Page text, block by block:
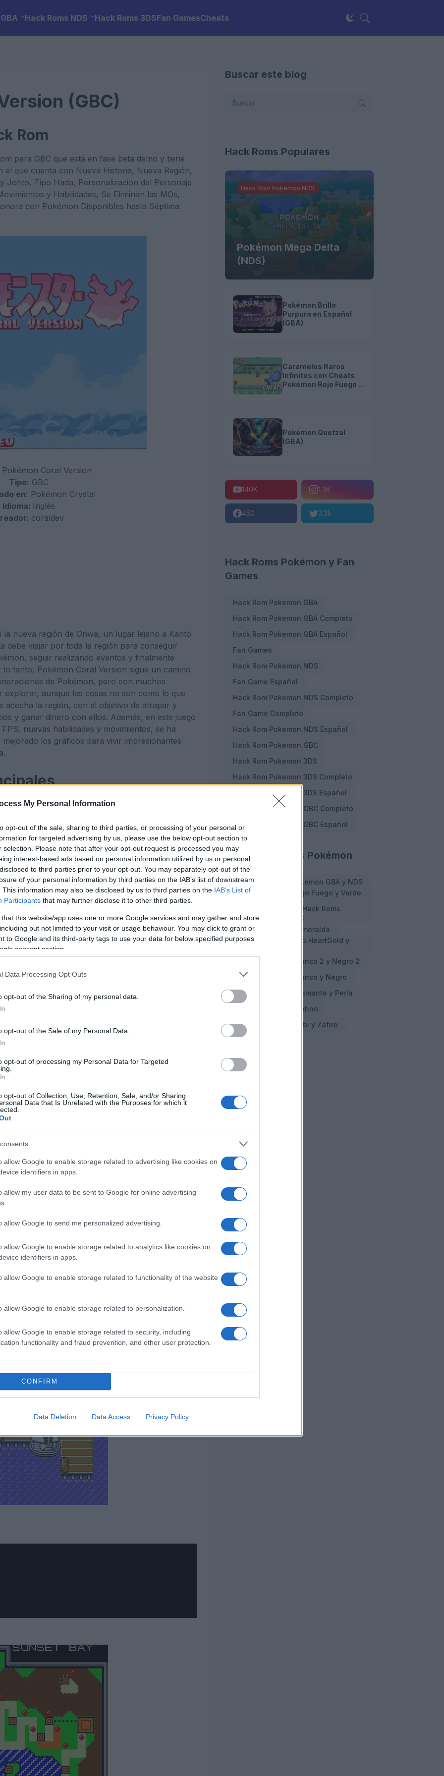
My Personal Information
opt-out of the sale, sharing to third parties, or processing of your personal or
for targeted advertising by us, please use the below opt-out section to
selection. Please note that after your opt-out request is processed you may
interest-based ads based on personal information utilized by us or personal
to third parties prior to your opt-out. You may separately opt-out of the
of your personal information by third parties on the IAB’s list of downstream
This information may also be disclosed by us to third parties on the IAB’s List of
Participants that may further disclose it to other third parties.
that this website/app uses one or more Google services and may gather and store
but not limited to your visit or usage behaviour. You may click to grant or
to Google and its third-party tags to use your data for below specified purposes
consent section.
Data Processing Opt Outs
opt-out of the Sharing of my personal data.
opt-out of the Sale of my Personal Data.
opt-out of processing my Personal Data for Targeted
opt-out of Collection, Use, Retention, Sale, and/or Sharing
Data that Is Unrelated with the Purposes for which it
allow Google to enable storage related to advertising like cookies on
identifiers in apps.
allow my user data to be sent to Google for online advertising
allow Google to send me personalized advertising.
allow Google to enable storage related to analytics like cookies on
identifiers in apps.
allow Google to enable storage related to functionality of the website
allow Google to enable storage related to personalization.
allow Google to enable storage related to security, including
functionality and fraud prevention, and other user protection.
CONFIRM
Data Deletion Data Access Privacy Policy
Hack Roms NDS Hack Roms 3DSFan GamesCheats
(GBC)
Rom
para GBC que está en fase beta demo y tiene
el que cuenta con Nueva Historia, Nueva Región,
Johto, Tipo Hada, Personalización del Personaje
y Habilidades, Se Eliminan las MOs,
con Pokémon Disponibles hasta Séptima
Pokémon Coral Version
Tipo: GBC
en: Pokémon Crystal
Idioma: Inglés
coraldev
la nueva región de Onwa, un lugar lejano a Kanto
debe viajar por toda la región para conseguir
seguir realizando eventos y finalmente
tanto, Pokémon Coral Version sigue un camino
de Pokémon, pero con muchos
explorar, aunque las cosas no son como lo que
acecha la región, con el objetivo de atrapar y
y ganar dinero con ellos. Además, en este juego
nuevas habilidades y movimientos, se ha
mejorado los gráficos para vivir impresionantes
nueva en una región lejana a Kanto y Johto.
Onwa con Pokémon de varias
a 60 FPS.
animados a lo largo de la aventura.
Iniciales Starters a los de la región de Kanto y
generación.
desde 1 primera hasta 7 séptima generación.
protagonista principal del juego.
Ocultos o MOs.
desde el principio del juego.
Pokémon sin la necesidad de ser intercambiados.
en la mayoría de combates y batallas.
y música original.
habilidades de otras generaciones.
base de la mayoría de Pokémon.
con más color.
de personajes del juego.
y especial.
Vídeo
Buscar este blog
Hack Roms Populares
Hack Rom Pokemon NDS
Pokémon Mega Delta
(NDS)
Pokémon Brillo
Purpura en Español
(GBA)
Caramelos Raros
Infinitos con Cheats
Pokémon Rojo Fuego y
Pokémon Quetzal
(GBA)
140K 1.3K
450 3.3k
Hack Roms Pokémon y Fan
Games
Hack Rom Pokemon GBA
Hack Rom Pokemon GBA Completo
Hack Rom Pokemon GBA Español
Fan Games
Hack Rom Pokemon NDS
Fan Game Español
Hack Rom Pokemon NDS Completo
Fan Game Completo
Hack Rom Pokemon NDS Español
Hack Rom Pokemon GBC
Hack Rom Pokemon 3DS
Hack Rom Pokemon 3DS Completo
Hack Rom Pokemon 3DS Español
Hack Rom Pokemon GBC Completo
Hack Rom Pokemon GBC Español
Cheats y Trucos Pokémon
Cheats y Trucos Pokemon GBA y NDS
Cheats Pokemon Rojo Fuego y Verde
Cheats y Trucos en Hack Roms
Pokemon GBA y NDS
Cheats Pokemon Esmeralda
Cheats Pokemon Oro HeartGold y
Cheats Pokemon Blanco 2 y Negro 2
Cheats Pokemon Blanco y Negro
Cheats Pokemon Diamante y Perla
Cheats Pokemon Platino
Cheats Pokemon Rubi y Zafiro